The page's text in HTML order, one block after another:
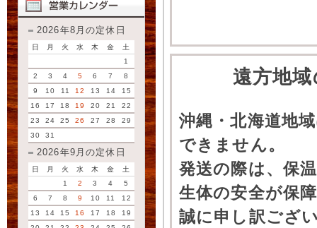
2026年8月の定休日
日 月 火 水 木 金
土
1
2
3 4 5 6 7
8
9
10 11 12 13 14
15
16
17 18 19 20 21
22
23
24 25 26 27 28
29
30
31
2026年9月の定休日
日 月 火 水 木 金
土
1
2 3 4
5
6
7 8 9 10 11
12
13
14 15 16 17 18
19
遠方地
沖縄・北海道地
できません。
発送の際は、保
生体の安全が保
誠に申し訳ござ